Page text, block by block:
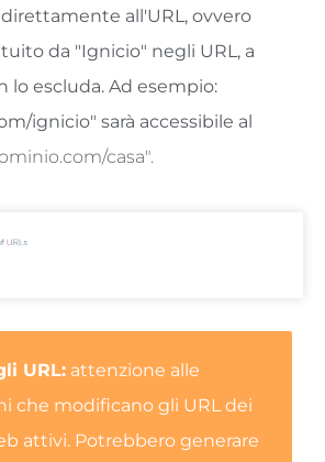
all'URL, ovvero
da "Ignicio" negli URL, a
lo escluda. Ad esempio:
ignicio" sarà accessibile al
casa".
URL: attenzione alle
che modificano gli URL dei
attivi. Potrebbero generare